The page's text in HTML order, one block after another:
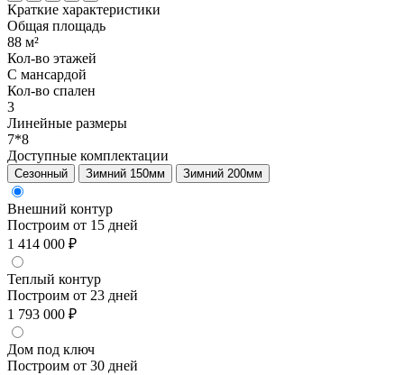
Краткие характеристики
Общая площадь
88 м²
Кол-во этажей
С мансардой
Кол-во спален
3
Линейные размеры
7*8
Доступные комплектации
Сезонный Зимний 150мм Зимний 200мм
Внешний контур
Построим от 15 дней
1 414 000 ₽
Теплый контур
Построим от 23 дней
1 793 000 ₽
Дом под ключ
Построим от 30 дней